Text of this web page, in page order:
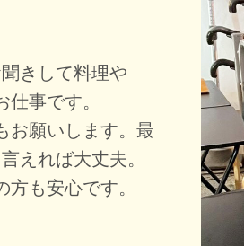
きして料理や
事です。
お願いします。最
えれば大丈夫。
も安心です。